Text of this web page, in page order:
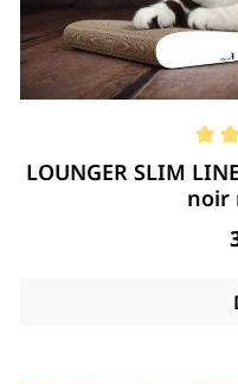
Note moyenne de 5 de
LOUNGER SLIM
noir